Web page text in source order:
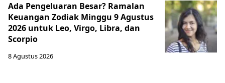
Ada Pengeluaran Besar? Ramalan
Keuangan Zodiak Minggu 9 Agustus
2026 untuk Leo, Virgo, Libra, dan
Scorpio
8 Agustus 2026